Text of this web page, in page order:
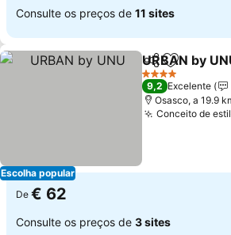
Consulte os preços de 11 sites
Escolha popular
PartilharAdicionar
URBAN by
4 Estrelas
9,2 Excelente
Osasco, a 19.9
Conceito de
De € 62
Consulte os preços de 3 sites